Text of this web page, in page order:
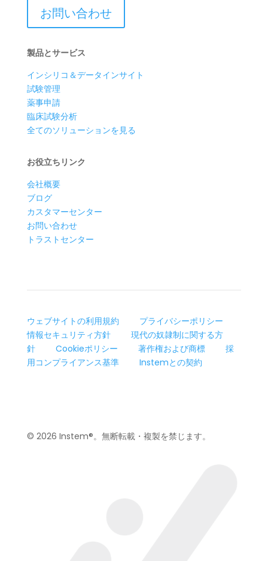
お問い合わせ
製品とサービス
インシリコ＆データインサイト
試験管理
薬事申請
臨床試験分析
全てのソリューションを見る
お役立ちリンク
会社概要
ブログ
カスタマーセンター
お問い合わせ
トラストセンター
ウェブサイトの利用規約
プライバシーポリシー
情報セキュリティ方針
現代の奴隷制に関する方
針
Cookieポリシー 著作権および商標
採
用コンプライアンス基準
Instemとの契約
© 2026 Instem®。無断転載・複製を禁じます。